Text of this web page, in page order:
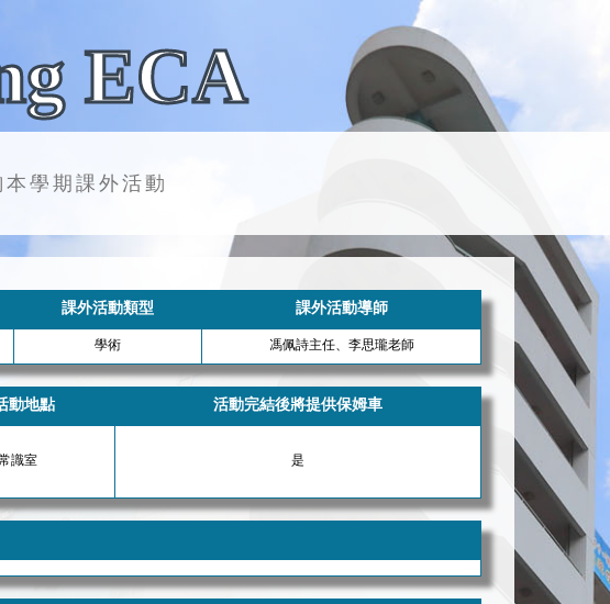
ECA
本學期課外活動
課外活動類型 課外活動導師
學術 馮佩詩主任、李思瓏老師
動地點 活動完結後將提供保姆車
識室 是